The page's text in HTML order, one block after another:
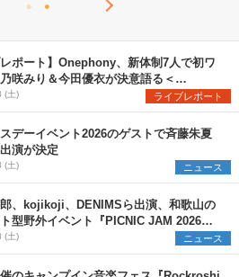
レポート】Onephony、新体制7人で初ワ
咲みり＆今田優衣が決意語る＜
新体制1st Oneman Live はじまりの夏
(土) ライブレポート
デーイベント2026のゲストで斉藤朱夏
演が決定
(土) ニュース
、kojikoji、DENIMSら出演、和歌山の
型野外イベント『PICNIC JAM 2026』
ト発売開始
(土) ニュース